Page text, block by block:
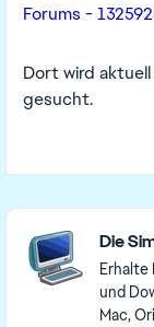
Forums -
Dort wird
gesucht.
Featured Places
Die
Erhalte
und
Mac,